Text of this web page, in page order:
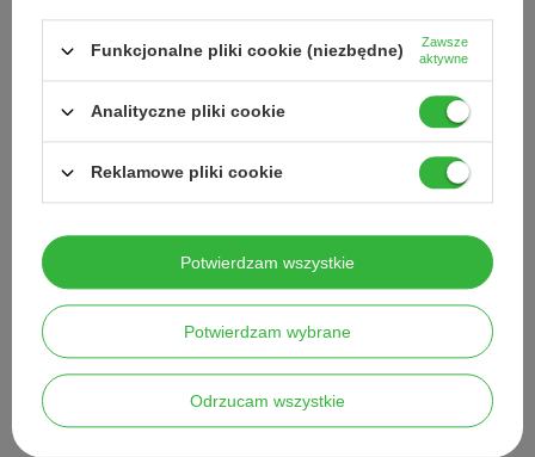
0
5/5
komfortowy aplikator, który jest praktyczny w codziennym stosowaniu.
Polecam…
Olga, Szczecin
Czy opinia była pomocna?
Nie
5/5
Opinia niepotwierdzona zakupem
Funkcjonalne pliki cookie (niezbędne)
Zawsze
aktywne
Analityczne pliki cookie
Reklamowe pliki cookie
Potwierdzam wybrane
Odrzucam wszystkie
Potwierdzam wszystkie